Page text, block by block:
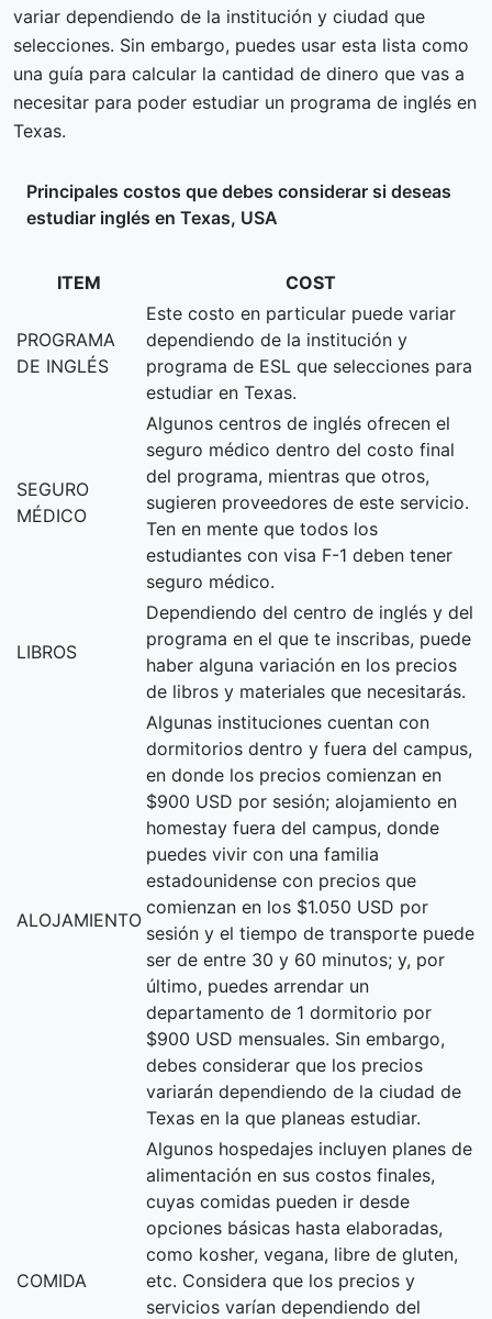
variar dependiendo de la institución y ciudad que
selecciones. Sin embargo, puedes usar esta lista como
una guía para calcular la cantidad de dinero que vas a
necesitar para poder estudiar un programa de inglés en
Texas.
Principales costos que debes considerar si deseas
estudiar inglés en Texas, USA
ITEM COST
PROGRAMA
DE INGLÉS
Este costo en particular puede variar
dependiendo de la institución y
programa de ESL que selecciones para
estudiar en Texas.
SEGURO
MÉDICO
Algunos centros de inglés ofrecen el
seguro médico dentro del costo final
del programa, mientras que otros,
sugieren proveedores de este servicio.
Ten en mente que todos los
estudiantes con visa F-1 deben tener
seguro médico.
LIBROS
Dependiendo del centro de inglés y del
programa en el que te inscribas, puede
haber alguna variación en los precios
de libros y materiales que necesitarás.
ALOJAMIENTO
Algunas instituciones cuentan con
dormitorios dentro y fuera del campus,
en donde los precios comienzan en
$900 USD por sesión; alojamiento en
homestay fuera del campus, donde
puedes vivir con una familia
estadounidense con precios que
comienzan en los $1.050 USD por
sesión y el tiempo de transporte puede
ser de entre 30 y 60 minutos; y, por
último, puedes arrendar un
departamento de 1 dormitorio por
$900 USD mensuales. Sin embargo,
debes considerar que los precios
variarán dependiendo de la ciudad de
Texas en la que planeas estudiar.
COMIDA
Algunos hospedajes incluyen planes de
alimentación en sus costos finales,
cuyas comidas pueden ir desde
opciones básicas hasta elaboradas,
como kosher, vegana, libre de gluten,
etc. Considera que los precios y
servicios varían dependiendo del